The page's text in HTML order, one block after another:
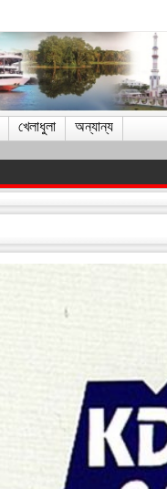
খেলাধুলা অন্যান্য